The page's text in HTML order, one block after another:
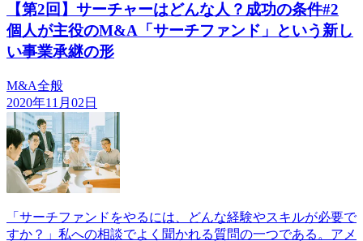
【第2回】サーチャーはどんな人？成功の条件#2
個人が主役のM&A「サーチファンド」という新し
い事業承継の形
M&A全般
2020年11月02日
「サーチファンドをやるには、どんな経験やスキルが必要で
すか？」私への相談でよく聞かれる質問の一つである。アメ